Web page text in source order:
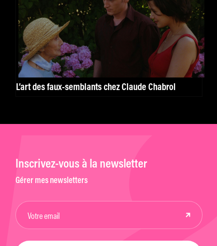
L’art des faux-semblants chez Claude Chabrol
Inscrivez-vous à la newsletter
Gérer mes newsletters